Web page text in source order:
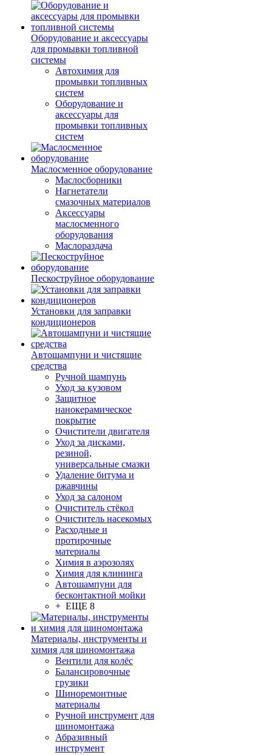
Оборудование и аксессуары
для промывки топливной
системы
Автохимия для
промывки топливных
систем
Оборудование и
аксессуары для
промывки топливных
систем
Маслосменное оборудование
Маслосборники
Нагнетатели
смазочных материалов
Аксессуары
маслосменного
оборудования
Маслораздача
Пескоструйное оборудование
Установки для заправки
кондиционеров
Автошампуни и чистящие
средства
Ручной шампунь
Уход за кузовом
Защитное
нанокерамическое
покрытие
Очистители двигателя
Уход за дисками,
резиной,
универсальные смазки
Удаление битума и
ржавчины
Уход за салоном
Очиститель стёкол
Очиститель насекомых
Расходные и
протирочные
материалы
Химия в аэрозолях
Химия для клининга
Автошампуни для
бесконтактной мойки
+ ЕЩЕ 8
Материалы, инструменты и
химия для шиномонтажа
Вентили для колёс
Балансировочные
грузики
Шиноремонтные
материалы
Ручной инструмент для
шиномонтажа
Абразивный
инструмент